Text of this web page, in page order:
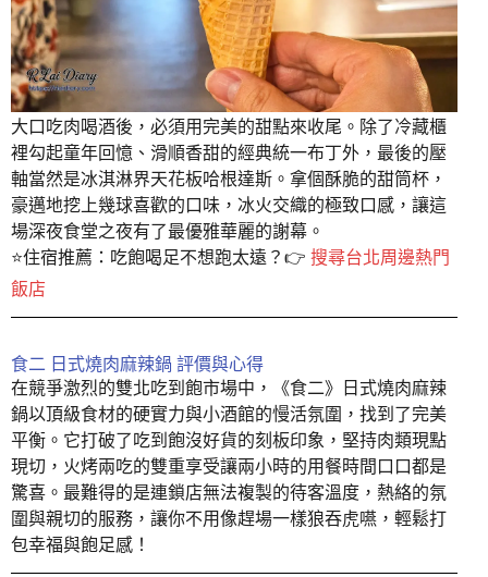
大口吃肉喝酒後，必須用完美的甜點來收尾。除了冷藏櫃
裡勾起童年回憶、滑順香甜的經典統一布丁外，最後的壓
軸當然是冰淇淋界天花板哈根達斯。拿個酥脆的甜筒杯，
豪邁地挖上幾球喜歡的口味，冰火交織的極致口感，讓這
場深夜食堂之夜有了最優雅華麗的謝幕。
⭐️住宿推薦：吃飽喝足不想跑太遠？👉 搜尋台北周邊熱門
飯店
食二 日式燒肉麻辣鍋 評價與心得
在競爭激烈的雙北吃到飽市場中，《食二》日式燒肉麻辣
鍋以頂級食材的硬實力與小酒館的慢活氛圍，找到了完美
平衡。它打破了吃到飽沒好貨的刻板印象，堅持肉類現點
現切，火烤兩吃的雙重享受讓兩小時的用餐時間口口都是
驚喜。最難得的是連鎖店無法複製的待客溫度，熱絡的氛
圍與親切的服務，讓你不用像趕場一樣狼吞虎嚥，輕鬆打
包幸福與飽足感！